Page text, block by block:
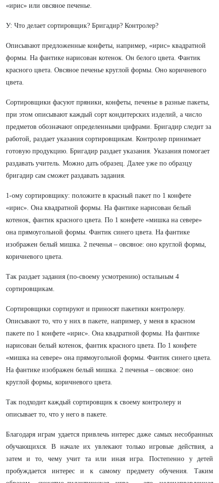
«ирис» или овсяное печенье.
У: Что делает сортировщик? Бригадир? Контролер?
Описывают предложенные конфеты, например, «ирис» квадратной
формы. На фантике нарисован котенок. Он белого цвета. Фантик
красного цвета. Овсяное печенье круглой формы. Оно коричневого
цвета.
Сортировщики фасуют пряники, конфеты, печенье в разные пакеты,
при этом описывают каждый сорт кондитерских изделий, а число
предметов обозначают определенными цифрами. Бригадир следит за
работой, раздает указания сортировщикам. Контролер принимает
готовую продукцию. Бригадир раздает указания. Указания помогает
раздавать учитель. Можно дать образец. Далее уже по образцу
бригадир сам сможет раздавать задания.
1-ому сортировщику: положите в красный пакет по 1 конфете
«ирис». Она квадратной формы. На фантике нарисован белый
котенок, фантик красного цвета. По 1 конфете «мишка на севере»
она прямоугольной формы. Фантик синего цвета. На фантике
изображен белый мишка. 2 печенья – овсяное: оно круглой формы,
коричневого цвета.
Так раздает задания (по-своему усмотрению) остальным 4
сортировщикам.
Сортировщики сортируют и приносят пакетики контролеру.
Описывают то, что у них в пакете, например, у меня в красном
пакете по 1 конфете «ирис». Она квадратной формы. На фантике
нарисован белый котенок, фантик красного цвета. По 1 конфете
«мишка на севере» она прямоугольной формы. Фантик синего цвета.
На фантике изображен белый мишка. 2 печенья – овсяное: оно
круглой формы, коричневого цвета.
Так подходит каждый сортировщик к своему контролеру и
описывает то, что у него в пакете.
Благодаря играм удается привлечь интерес даже самых несобранных
обучающихся. В начале их увлекают только игровые действия, а
затем и то, чему учит та или иная игра. Постепенно у детей
пробуждается интерес и к самому предмету обучения. Таким